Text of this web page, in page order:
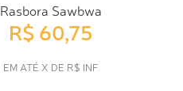
Rasbora Sawbwa
R$ 60,75
EM ATÉ X DE R$ INF